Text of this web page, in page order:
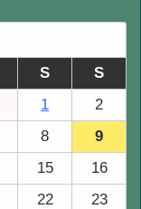
S
S
1
2
8
9
15
16
22
23